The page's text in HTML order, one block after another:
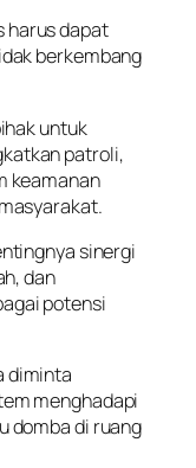
harus dapat
berkembang
untuk
patroli,
keamanan
sinergi
dan
potensi
diminta
menghadapi
domba di ruang